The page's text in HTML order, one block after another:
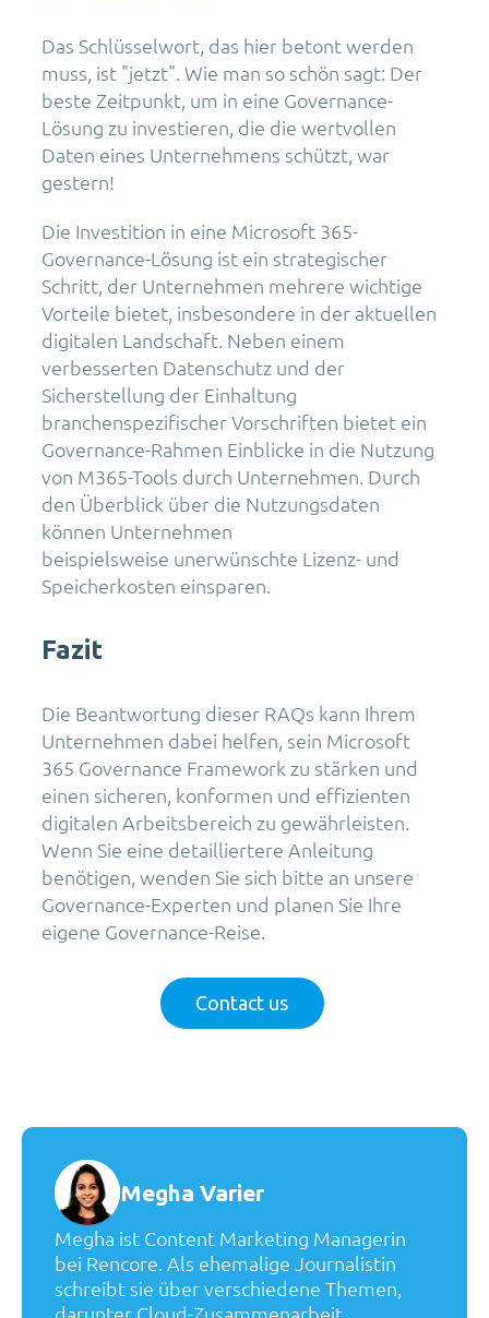
Das Schlüsselwort, das hier betont werden
muss, ist "jetzt". Wie man so schön sagt: Der
beste Zeitpunkt, um in eine Governance-
Lösung zu investieren, die die wertvollen
Daten eines Unternehmens schützt, war
gestern!
Die Investition in eine Microsoft 365-
Governance-Lösung ist ein strategischer
Schritt, der Unternehmen mehrere wichtige
Vorteile bietet, insbesondere in der aktuellen
digitalen Landschaft. Neben einem
verbesserten Datenschutz und der
Sicherstellung der Einhaltung
branchenspezifischer Vorschriften bietet ein
Governance-Rahmen Einblicke in die Nutzung
von M365-Tools durch Unternehmen. Durch
den Überblick über die Nutzungsdaten
können Unternehmen
beispielsweise unerwünschte Lizenz- und
Speicherkosten einsparen.
Fazit
Die Beantwortung dieser RAQs kann Ihrem
Unternehmen dabei helfen, sein Microsoft
365 Governance Framework zu stärken und
einen sicheren, konformen und effizienten
digitalen Arbeitsbereich zu gewährleisten.
Wenn Sie eine detailliertere Anleitung
benötigen, wenden Sie sich bitte an unsere
Governance-Experten und planen Sie Ihre
eigene Governance-Reise.
Contact us
Megha Varier
Megha ist Content Marketing Managerin
bei Rencore. Als ehemalige Journalistin
schreibt sie über verschiedene Themen,